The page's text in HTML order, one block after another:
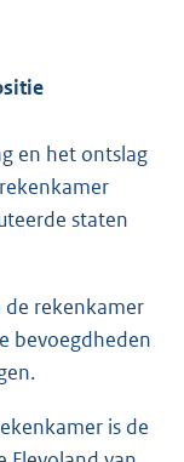
en het ontslag
staten
de rekenkamer
bevoegdheden
is de